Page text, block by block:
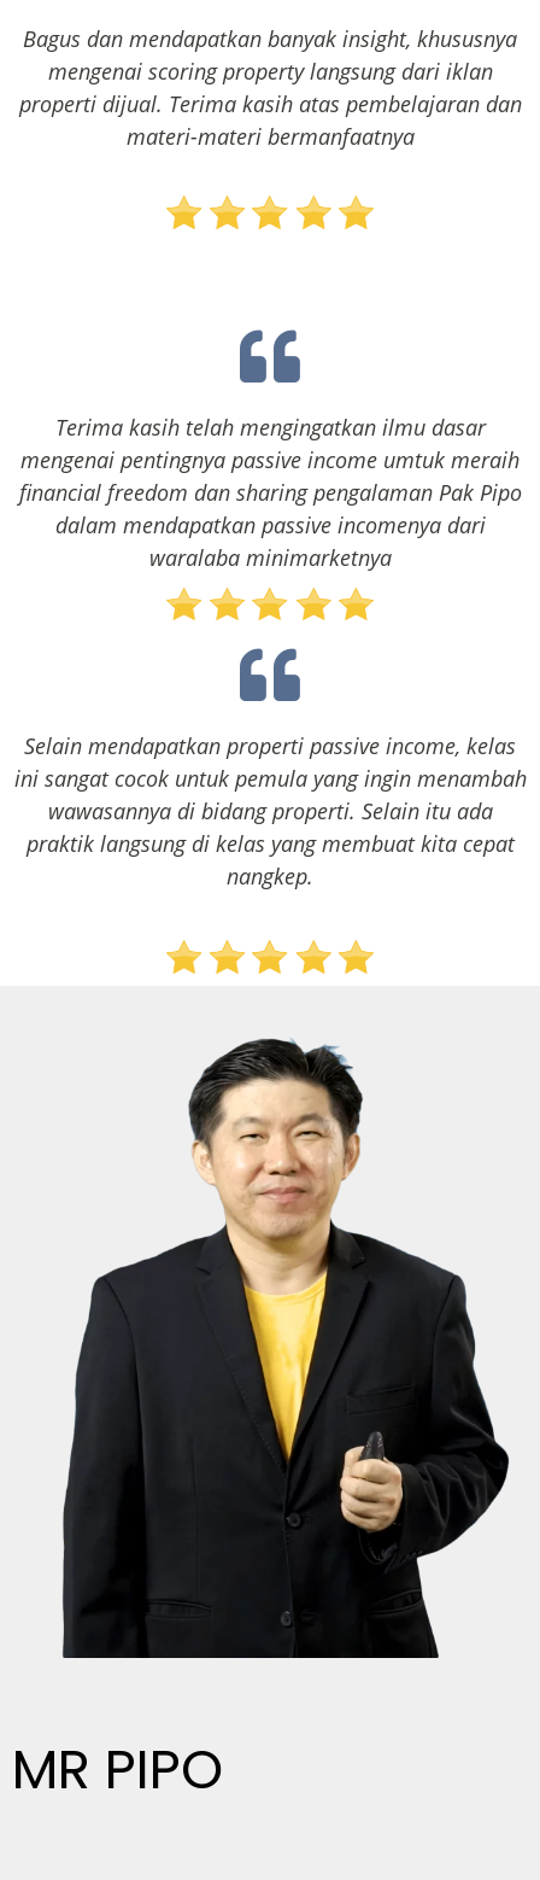
Bagus dan mendapatkan banyak insight, khususnya
mengenai scoring property langsung dari iklan
properti dijual. Terima kasih atas pembelajaran dan
materi-materi bermanfaatnya
Terima kasih telah mengingatkan ilmu dasar
mengenai pentingnya passive income umtuk meraih
financial freedom dan sharing pengalaman Pak Pipo
dalam mendapatkan passive incomenya dari
waralaba minimarketnya
Selain mendapatkan properti passive income, kelas
ini sangat cocok untuk pemula yang ingin menambah
wawasannya di bidang properti. Selain itu ada
praktik langsung di kelas yang membuat kita cepat
nangkep.
MR PIPO